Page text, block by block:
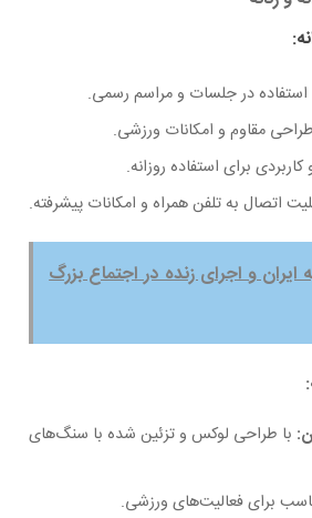
:
در جلسات و مراسم رسمی.
مقاوم و امکانات ورزشی.
برای استفاده روزانه.
اتصال به تلفن همراه و امکانات پیشرفته.
و اجرای زنده در اجتماع بزرگ
:
: با طراحی لوکس و تزئین شده با سنگ‌های
برای فعالیت‌های ورزشی.